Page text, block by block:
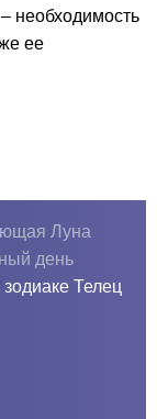
необходимость
ее
Луна
день
Телец